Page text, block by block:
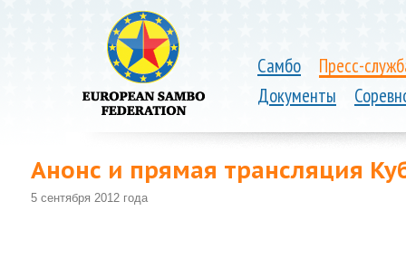
Самбо
Пресс-
Документы
Анонс и прямая трансляция
5 сентября 2012 года